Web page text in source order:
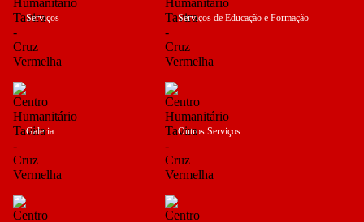
Serviços
Galeria
Serviços de Educação e Formação
Outros Serviços